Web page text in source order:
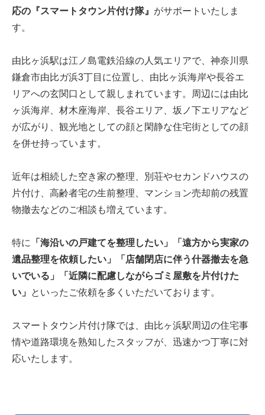
応の『スマートタウン片付け隊』 がサポートいたしま
す。
由比ヶ浜駅は江ノ島電鉄沿線の人気エリアで、神奈川県
鎌倉市由比ガ浜3丁目に位置し、由比ヶ浜海岸や長谷エ
リアへの玄関口として親しまれています。周辺には由比
ヶ浜海岸、材木座海岸、長谷エリア、坂ノ下エリアなど
が広がり、観光地としての顔と閑静な住宅街としての顔
を併せ持っています。
近年は相続した空き家の整理、別荘やセカンドハウスの
片付け、高齢者宅の生前整理、マンション売却前の残置
物撤去などのご相談も増えています。
特に
「海沿いの戸建てを整理したい」「遠方から実家の
遺品整理を依頼したい」「店舗閉店に伴う什器撤去を急
いでいる」「近隣に配慮しながらゴミ屋敷を片付けた
い」
といったご依頼を多くいただいております。
スマートタウン片付け隊では、由比ヶ浜駅周辺の住宅事
情や道路環境を熟知したスタッフが、迅速かつ丁寧に対
応いたします。